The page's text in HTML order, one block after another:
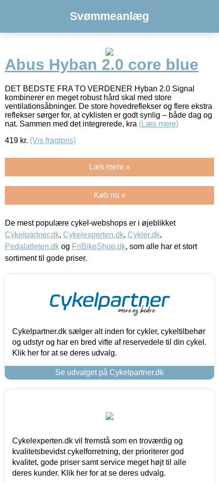
Svømmeanlæg
Abus Hyban 2.0 core blue
DET BEDSTE FRA TO VERDENER Hyban 2.0 Signal
kombinerer en meget robust hård skal med store
ventilationsåbninger. De store hovedreflekser og flere ekstra
reflekser sørger for, at cyklisten er godt synlig – både dag og
nat. Sammen med det integrerede, kra (Læs mere)
419 kr. (Vis fragtpris)
Læs mere »
Køb nu »
De mest populære cykel-webshops er i øjeblikket
Cykelpartner.dk, Cykelexperten.dk, Cykler.dk,
Pedalatleten.dk og FriBikeShop.dk, som alle har et stort
sortiment til gode priser.
Cykelpartner.dk sælger alt inden for cykler, cykeltilbehør
og udstyr og har en bred vifte af reservedele til din cykel.
Klik her for at se deres udvalg.
Se udvalget på Cykelpartner.dk
Cykelexperten.dk vil fremstå som en troværdig og
kvalitetsbevidst cykelforretning, der prioriterer god
kvalitet, gode priser samt service meget højt til alle
deres kunder. Klik her for at se deres udvalg.